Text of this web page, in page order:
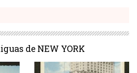
de NEW YORK